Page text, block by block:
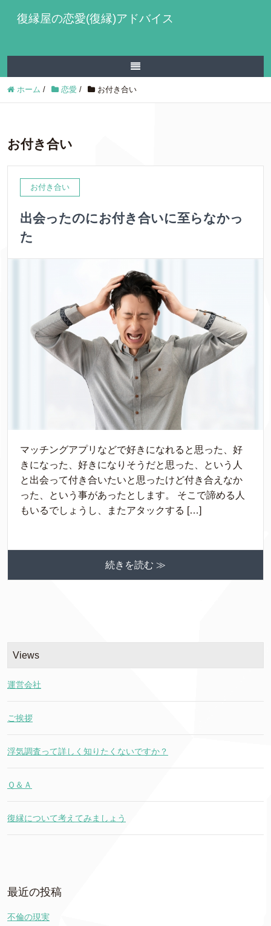
復縁屋の恋愛(復縁)アドバイス
ホーム / 恋愛 / お付き合い
お付き合い
お付き合い
出会ったのにお付き合いに至らなかっ
た
マッチングアプリなどで好きになれると思った、好
きになった、好きになりそうだと思った、という人
と出会って付き合いたいと思ったけど付き合えなか
った、という事があったとします。 そこで諦める人
もいるでしょうし、またアタックする […]
続きを読む ≫
Views
運営会社
ご挨拶
浮気調査って詳しく知りたくないですか？
Ｑ＆Ａ
復縁について考えてみましょう
最近の投稿
不倫の現実